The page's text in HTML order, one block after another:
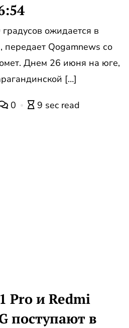
ожидается в
передает Qogamnews со
Днем 26 июня на юге,
[…]
0 9 sec read
Pro и Redmi
поступают в